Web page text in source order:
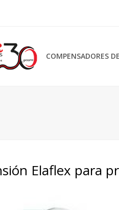
COMPENSADORES
Elaflex para